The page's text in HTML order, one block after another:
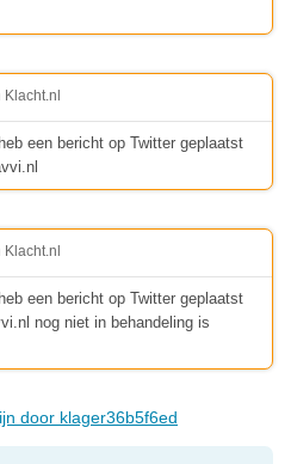
Klacht.nl
een bericht op Twitter geplaatst
Klacht.nl
een bericht op Twitter geplaatst
nog niet in behandeling is
door klager36b5f6ed